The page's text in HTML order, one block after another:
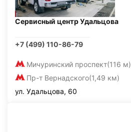
Сервисный центр Удальцова
+7 (499) 110-86-79
Мичуринский проспект(116 м)
Пр-т Вернадского(1,49 км)
ул. Удальцова, 60